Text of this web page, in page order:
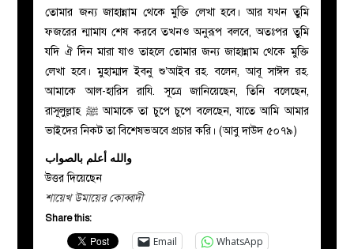
তোমার জন্য জাহান্নাম থেকে মুক্তি লেখা হবে। আর যখন তুমি
ফজরের ন্মামায শেষ করবে তখনও অনুরূপ বলবে, অতঃপর তুমি
যদি ঐ দিন মারা যাও তাহলে তোমার জন্য জাহান্নাম থেকে মুক্তি
লেখা হবে। মুহাম্মাদ ইবনু শু’আইব রহ. বলেন, আবূ সাঈদ রহ.
আমাকে আল-হারিস রাযি. সূত্রে জানিয়েছেন, তিনি বলেছেন,
রাসূলুল্লাহ ﷺআমাকে তা চুপে চুপে বলেছেন, যাতে আমি আমার
ভাইদের নিকট তা বিশেষভঅবে প্রচার করি। (আবু দাউদ ৫০৭৯)
والله أعلم بالصواب
উত্তর দিয়েছেন
শায়েখ উমায়ের কোব্বাদী
Share this:
Email
WhatsApp